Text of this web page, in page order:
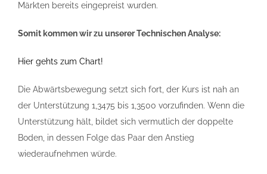
Märkten bereits eingepreist wurden.
Somit kommen wir zu unserer Technischen Analyse:
Hier gehts zum Chart!
Die Abwärtsbewegung setzt sich fort, der Kurs ist nah an
der Unterstützung 1,3475 bis 1,3500 vorzufinden. Wenn die
Unterstützung hält, bildet sich vermutlich der doppelte
Boden, in dessen Folge das Paar den Anstieg
wiederaufnehmen würde.